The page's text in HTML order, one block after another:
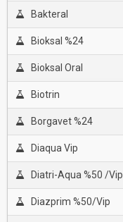
Bakteral
Bioksal %24
Bioksal Oral
Biotrin
Borgavet %24
Diaqua Vip
Diatri-Aqua %50 /Vip
Diazprim %50/Vip